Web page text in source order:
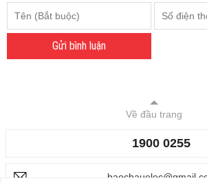
Gửi bình luận
Về đầu trang
1900 0255